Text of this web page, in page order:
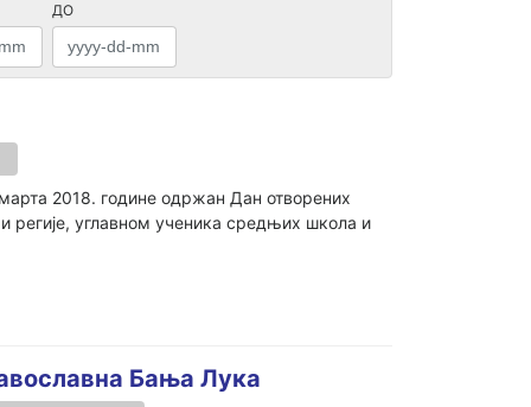
ДО
2018. године одржан Дан отворених
регије, углавном ученика средњих школа и
Бања Лука